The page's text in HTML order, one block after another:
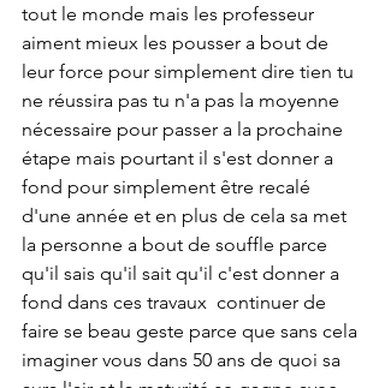
tout le monde mais les professeur
aiment mieux les pousser a bout de
leur force pour simplement dire tien tu
ne réussira pas tu n'a pas la moyenne
nécessaire pour passer a la prochaine
étape mais pourtant il s'est donner a
fond pour simplement être recalé
d'une année et en plus de cela sa met
la personne a bout de souffle parce
qu'il sais qu'il sait qu'il c'est donner a
fond dans ces travaux  continuer de
faire se beau geste parce que sans cela
imaginer vous dans 50 ans de quoi sa